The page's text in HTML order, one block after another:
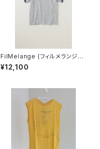
FilMelange (フィルメランジェ)
EMMA / エマ VINTAGE TENJ
IKU (champione melange)
¥12,100